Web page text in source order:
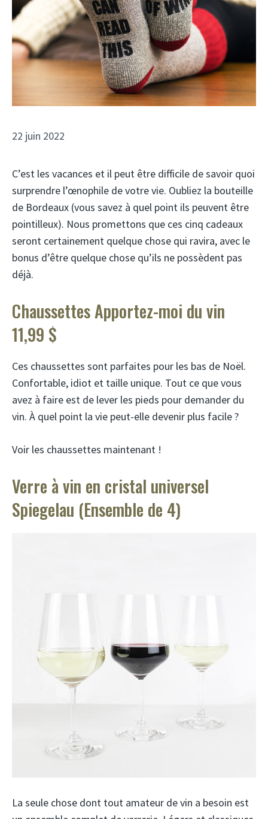
22 juin 2022
C’est les vacances et il peut être difficile de savoir quoi
surprendre l’œnophile de votre vie. Oubliez la bouteille
de Bordeaux (vous savez à quel point ils peuvent être
pointilleux). Nous promettons que ces cinq cadeaux
seront certainement quelque chose qui ravira, avec le
bonus d’être quelque chose qu’ils ne possèdent pas
déjà.
Chaussettes Apportez-moi du vin
11,99 $
Ces chaussettes sont parfaites pour les bas de Noël.
Confortable, idiot et taille unique. Tout ce que vous
avez à faire est de lever les pieds pour demander du
vin. À quel point la vie peut-elle devenir plus facile ?
Voir les chaussettes maintenant !
Verre à vin en cristal universel
Spiegelau (Ensemble de 4)
La seule chose dont tout amateur de vin a besoin est